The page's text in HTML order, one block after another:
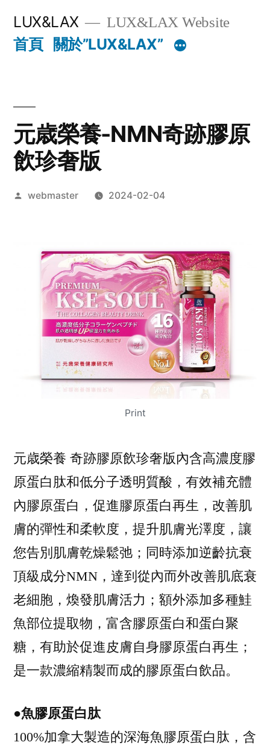
LUX&LAX LUX&LAX Website
首頁 關於”LUX&LAX”
元歳榮養-NMN奇跡膠原
飲珍奢版
作
webmaster 2024-02-04
Print
元歳榮養 奇跡膠原飲珍奢版內含高濃度膠
原蛋白肽和低分子透明質酸，有效補充體
內膠原蛋白，促進膠原蛋白再生，改善肌
膚的彈性和柔軟度，提升肌膚光澤度，讓
您告別肌膚乾燥鬆弛；同時添加逆齡抗衰
頂級成分NMN，達到從內而外改善肌底衰
老細胞，煥發肌膚活力；額外添加多種鮭
魚部位提取物，富含膠原蛋白和蛋白聚
糖，有助於促進皮膚自身膠原蛋白再生；
是一款濃縮精製而成的膠原蛋白飲品。
●魚膠原蛋白肽
100%加拿大製造的深海魚膠原蛋白肽，含